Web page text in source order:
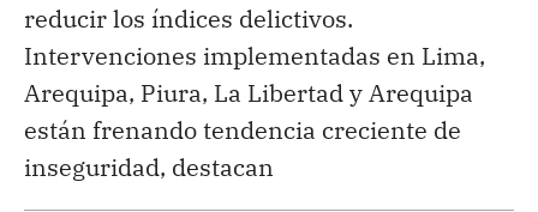
reducir los índices delictivos.
Intervenciones implementadas en Lima,
Arequipa, Piura, La Libertad y Arequipa
están frenando tendencia creciente de
inseguridad, destacan